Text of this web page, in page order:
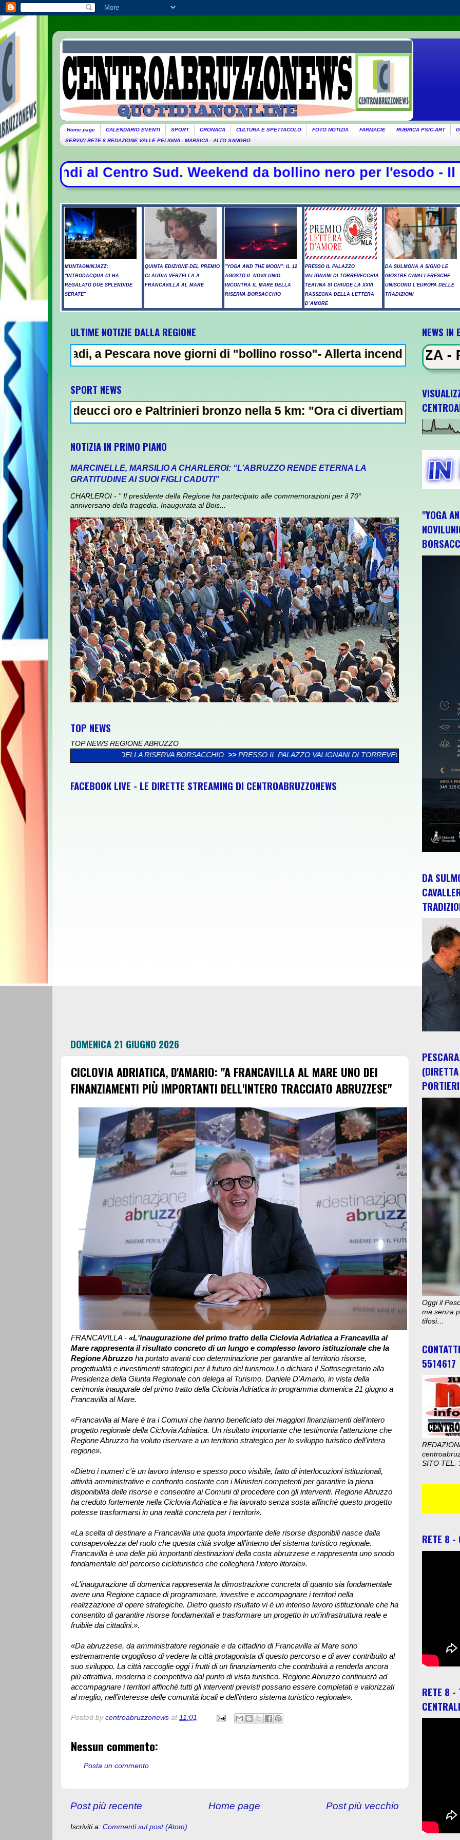
Home page CALENDARIO EVENTI SPORT CRONACA CULTURA E SPETTACOLO FOTO NOTIZIA FARMACIE RUBRICA PSIC-ART
SERVIZI RETE 8 REDAZIONE VALLE PELIGNA - MARSICA - ALTO SANGRO
Sud. Weekend da bollino nero per l'esodo - Il governo
MUNTAGNINJAZZ:
"INTRODACQUA CI HA
REGALATO DUE SPLENDIDE
SERATE"
QUINTA EDIZIONE DEL PREMIO
CLAUDIA VERZELLA A
FRANCAVILLA AL MARE
"YOGA AND THE MOON": IL 12
AGOSTO IL NOVILUNIO
INCONTRA IL MARE DELLA
RISERVA BORSACCHIO
PRESSO IL PALAZZO
VALIGNANI DI TORREVECCHIA
TEATINA SI CHIUDE LA XXVI
RASSEGNA DELLA LETTERA
D’AMORE
DA SULMONA A SIGNO LE
GIOSTRE CAVALLERESCHE
UNISCONO L’EUROPA DELLE
TRADIZIONI
ULTIME NOTIZIE DALLA REGIONE
a Pescara nove giorni di "bollino rosso"- Allerta incendi in Abruzzo,
SPORT NEWS
oro e Paltrinieri bronzo nella 5 km: "Ora ci divertiamo in staffetta"- L'Italia
NOTIZIA IN PRIMO PIANO
MARCINELLE, MARSILIO A CHARLEROI: “L’ABRUZZO RENDE ETERNA LA
GRATITUDINE AI SUOI FIGLI CADUTI”
CHARLEROI - " Il presidente della Regione ha partecipato alle commemorazioni per il 70°
anniversario della tragedia. Inaugurata al Bois...
TOP NEWS
TOP NEWS REGIONE ABRUZZO
DELLA RISERVA BORSACCHIO >> PRESSO IL PALAZZO VALIGNANI DI TORREVECCHIA TEATINA SI CHIUDE LA XXVI RASSEGNA
FACEBOOK LIVE - LE DIRETTE STREAMING DI CENTROABRUZZONEWS
DOMENICA 21 GIUGNO 2026
CICLOVIA ADRIATICA, D'AMARIO: "A FRANCAVILLA AL MARE UNO DEI
FINANZIAMENTI PIÙ IMPORTANTI DELL'INTERO TRACCIATO ABRUZZESE"
FRANCAVILLA - «L'inaugurazione del primo tratto della Ciclovia Adriatica a Francavilla al
Mare rappresenta il risultato concreto di un lungo e complesso lavoro istituzionale che la
Regione Abruzzo ha portato avanti con determinazione per garantire al territorio risorse,
progettualità e investimenti strategici per il futuro del turismo».Lo dichiara il Sottosegretario alla
Presidenza della Giunta Regionale con delega al Turismo, Daniele D'Amario, in vista della
cerimonia inaugurale del primo tratto della Ciclovia Adriatica in programma domenica 21 giugno a
Francavilla al Mare.
«Francavilla al Mare è tra i Comuni che hanno beneficiato dei maggiori finanziamenti dell'intero
progetto regionale della Ciclovia Adriatica. Un risultato importante che testimonia l'attenzione che
Regione Abruzzo ha voluto riservare a un territorio strategico per lo sviluppo turistico dell'intera
regione».
«Dietro i numeri c'è un lavoro intenso e spesso poco visibile, fatto di interlocuzioni istituzionali,
attività amministrative e confronto costante con i Ministeri competenti per garantire la piena
disponibilità delle risorse e consentire ai Comuni di procedere con gli interventi. Regione Abruzzo
ha creduto fortemente nella Ciclovia Adriatica e ha lavorato senza sosta affinché questo progetto
potesse trasformarsi in una realtà concreta per i territori».
«La scelta di destinare a Francavilla una quota importante delle risorse disponibili nasce dalla
consapevolezza del ruolo che questa città svolge all'interno del sistema turistico regionale.
Francavilla è una delle più importanti destinazioni della costa abruzzese e rappresenta uno snodo
fondamentale del percorso cicloturistico che collegherà l'intero litorale».
«L'inaugurazione di domenica rappresenta la dimostrazione concreta di quanto sia fondamentale
avere una Regione capace di programmare, investire e accompagnare i territori nella
realizzazione di opere strategiche. Dietro questo risultato vi è un intenso lavoro istituzionale che ha
consentito di garantire risorse fondamentali e trasformare un progetto in un'infrastruttura reale e
fruibile dai cittadini.».
«Da abruzzese, da amministratore regionale e da cittadino di Francavilla al Mare sono
estremamente orgoglioso di vedere la città protagonista di questo percorso e di aver contribuito al
suo sviluppo. La città raccoglie oggi i frutti di un finanziamento che contribuirà a renderla ancora
più attrattiva, moderna e competitiva dal punto di vista turistico. Regione Abruzzo continuerà ad
accompagnare i territori affinché tutti gli interventi previsti possano essere completati e valorizzati
al meglio, nell'interesse delle comunità locali e dell'intero sistema turistico regionale».
Posted by centroabruzzonews at 11:01
Nessun commento:
Posta un commento
Post più recente Post più vecchio
Home page
Iscriviti a: Commenti sul post (Atom)
NEWS IN
NEWS IN EVIDENZA - Raid russi
"YOGA
DA
PORTIERI
Oggi il
ma senza
tifosi…
5514617
SITO TEL.
RETE 8 -
RETE 8 -